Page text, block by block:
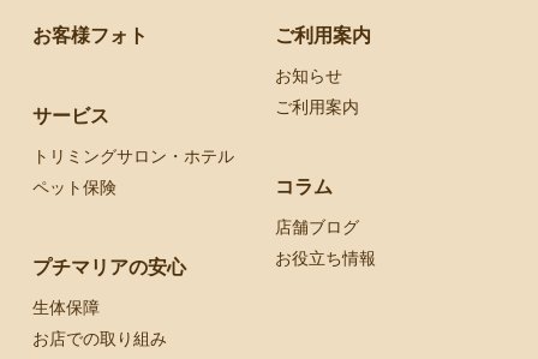
お客様フォト
サービス
トリミングサロン・ホテル
ペット保険
プチマリアの安心
生体保障
お店での取り組み
ご利用案内
お知らせ
ご利用案内
コラム
店舗ブログ
お役立ち情報